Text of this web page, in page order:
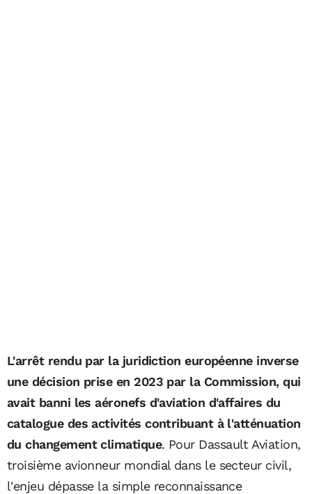
L'arrêt rendu par la juridiction européenne inverse
une décision prise en 2023 par la Commission, qui
avait banni les aéronefs d'aviation d'affaires du
catalogue des activités contribuant à l'atténuation
du changement climatique. Pour Dassault Aviation,
troisième avionneur mondial dans le secteur civil,
l'enjeu dépasse la simple reconnaissance